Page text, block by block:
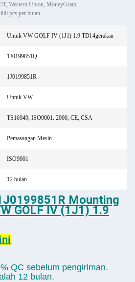
T, Western Union, MoneyGram,
pcs per bulan
Untuk VW GOLF IV (1J1) 1.9 TDl 4gerakan
1J0199851Q
1J0199851R
Untuk VW
TS16949, ISO9001: 2000, CE, CSA
Pemasangan Mesin
ISO9001
12 bulan
Mounting
GOLF IV (1J1) 1.9
QC sebelum pengiriman.
12 bulan.